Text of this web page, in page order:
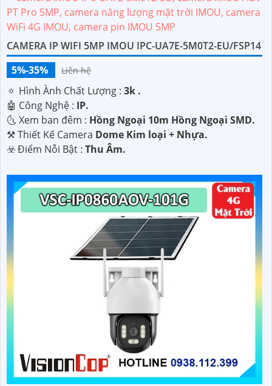
CAMERA IP WIFI 5MP IMOU IPC-UA7E-5M0T2-EU/FSP14
5%-35%
Liên hệ
🔅 Hình Ành Chất Lượng : 3k .
🤖️ Công Nghệ : IP.
🌜 Xem ban đêm : Hồng Ngoại 10m Hồng Ngoại SMD.
⚒ Thiết Kế Camera Dome Kim loại + Nhựa.
️☣️ Điểm Nỗi Bật : Thu Âm.